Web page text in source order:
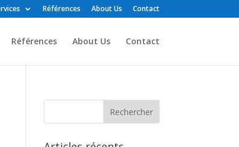
Références About Us Contact
Références About Us Contact